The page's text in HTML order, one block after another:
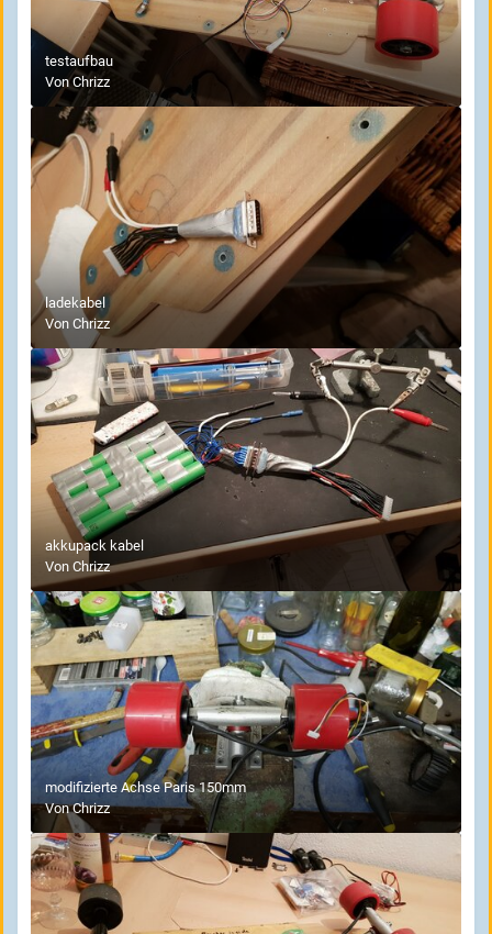
testaufbau
VonChrizz
ladekabel
Von Chrizz
akkupack kabel
Von Chrizz
modifizierte Achse Paris 150mm
VonChrizz